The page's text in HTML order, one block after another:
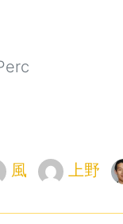
風 上野